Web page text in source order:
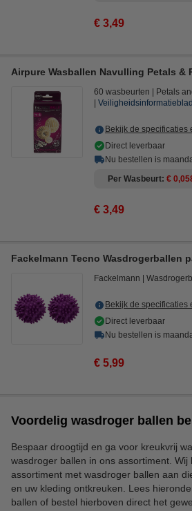
€ 3,49
Airpure Wasballen Navulling Petals &
60 wasbeurten Petals
Veiligheidsinformatieblad
Bekijk de specificaties
Direct leverbaar
Nu bestellen is
Per Wasbeurt €
€ 3,49
Fackelmann Tecno Wasdrogerballen
Fackelmann
Bekijk de specificaties
Direct leverbaar
Nu bestellen is
€ 5,99
Voordelig wasdroger ballen
Bespaar droogtijd en ga voor kreukvrij
wasdroger ballen in ons assortiment. Wij
assortiment met wasdroger ballen aan
en uw kleding ontkreuken. Lees
ballen of bestel hierboven direct het